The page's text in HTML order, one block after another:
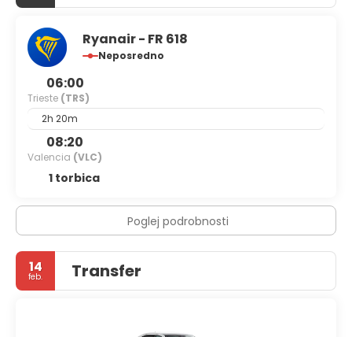
Ryanair - FR 618
Neposredno
06:00
Trieste (TRS)
2h 20m
08:20
Valencia (VLC)
1 torbica
Poglej podrobnosti
14
feb. Transfer